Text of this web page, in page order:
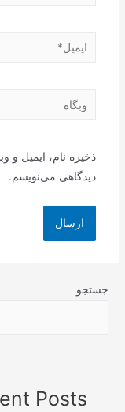
ایمیل*
وبگاه
ذخیره نام، ایمیل و
دیدگاهی می‌نویسم.
جستجو
Posts